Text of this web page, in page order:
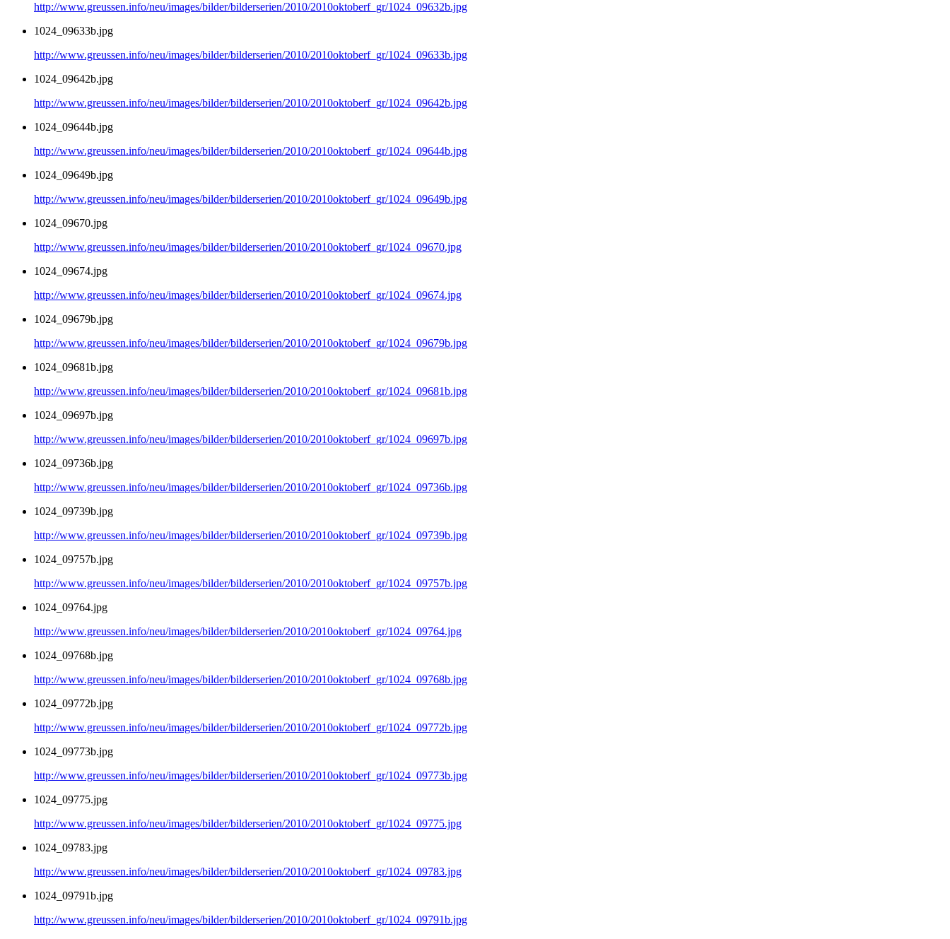
http://www.greussen.info/neu/images/bilder/bilderserien/2010/2010oktoberf_gr/1024_09632b.jpg
1024_09633b.jpg
http://www.greussen.info/neu/images/bilder/bilderserien/2010/2010oktoberf_gr/1024_09633b.jpg
1024_09642b.jpg
http://www.greussen.info/neu/images/bilder/bilderserien/2010/2010oktoberf_gr/1024_09642b.jpg
1024_09644b.jpg
http://www.greussen.info/neu/images/bilder/bilderserien/2010/2010oktoberf_gr/1024_09644b.jpg
1024_09649b.jpg
http://www.greussen.info/neu/images/bilder/bilderserien/2010/2010oktoberf_gr/1024_09649b.jpg
1024_09670.jpg
http://www.greussen.info/neu/images/bilder/bilderserien/2010/2010oktoberf_gr/1024_09670.jpg
1024_09674.jpg
http://www.greussen.info/neu/images/bilder/bilderserien/2010/2010oktoberf_gr/1024_09674.jpg
1024_09679b.jpg
http://www.greussen.info/neu/images/bilder/bilderserien/2010/2010oktoberf_gr/1024_09679b.jpg
1024_09681b.jpg
http://www.greussen.info/neu/images/bilder/bilderserien/2010/2010oktoberf_gr/1024_09681b.jpg
1024_09697b.jpg
http://www.greussen.info/neu/images/bilder/bilderserien/2010/2010oktoberf_gr/1024_09697b.jpg
1024_09736b.jpg
http://www.greussen.info/neu/images/bilder/bilderserien/2010/2010oktoberf_gr/1024_09736b.jpg
1024_09739b.jpg
http://www.greussen.info/neu/images/bilder/bilderserien/2010/2010oktoberf_gr/1024_09739b.jpg
1024_09757b.jpg
http://www.greussen.info/neu/images/bilder/bilderserien/2010/2010oktoberf_gr/1024_09757b.jpg
1024_09764.jpg
http://www.greussen.info/neu/images/bilder/bilderserien/2010/2010oktoberf_gr/1024_09764.jpg
1024_09768b.jpg
http://www.greussen.info/neu/images/bilder/bilderserien/2010/2010oktoberf_gr/1024_09768b.jpg
1024_09772b.jpg
http://www.greussen.info/neu/images/bilder/bilderserien/2010/2010oktoberf_gr/1024_09772b.jpg
1024_09773b.jpg
http://www.greussen.info/neu/images/bilder/bilderserien/2010/2010oktoberf_gr/1024_09773b.jpg
1024_09775.jpg
http://www.greussen.info/neu/images/bilder/bilderserien/2010/2010oktoberf_gr/1024_09775.jpg
1024_09783.jpg
http://www.greussen.info/neu/images/bilder/bilderserien/2010/2010oktoberf_gr/1024_09783.jpg
1024_09791b.jpg
http://www.greussen.info/neu/images/bilder/bilderserien/2010/2010oktoberf_gr/1024_09791b.jpg